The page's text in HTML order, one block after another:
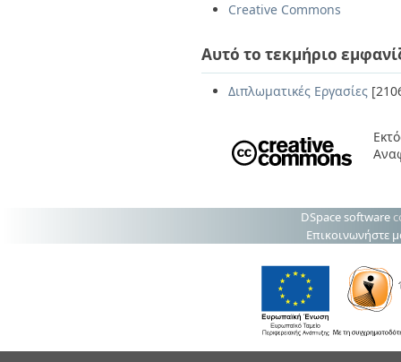
Creative Commons
Αυτό το τεκμήριο
Διπλωματικές Εργασίες
DSpace software
Επικοινωνήστε